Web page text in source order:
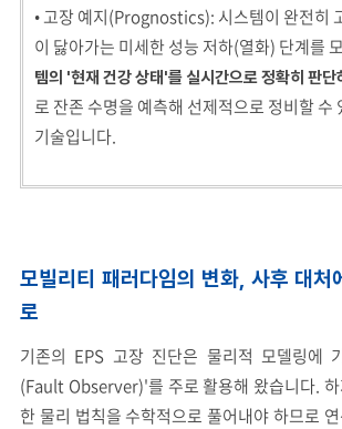
• 고장 예지(Prognostics): 시스템이 완전히
이 닳아가는 미세한 성능 저하(열화) 단계를
템의 '현재 건강 상태'를 실시간으로 정확히 판단
로 잔존 수명을 예측해 선제적으로 정비할 수
기술입니다.
모빌리티 패러다임의 변화, 사후 대처
로
기존의 EPS 고장 진단은 물리적 모델링에
(Fault Observer)'를 주로 활용해 왔습니다.
한 물리 법칙을 수학적으로 풀어내야 하므로